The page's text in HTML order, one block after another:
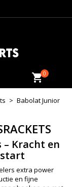
0
Babolat Junior
Kracht en
extra power
en fijne